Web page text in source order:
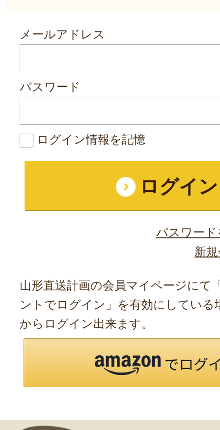
メールアドレス
パスワード
ログイン情報を記憶
パスワー
新
山形直送計画の会員マイページにて
ントでログイン」を有効にしている
からログイン出来ます。